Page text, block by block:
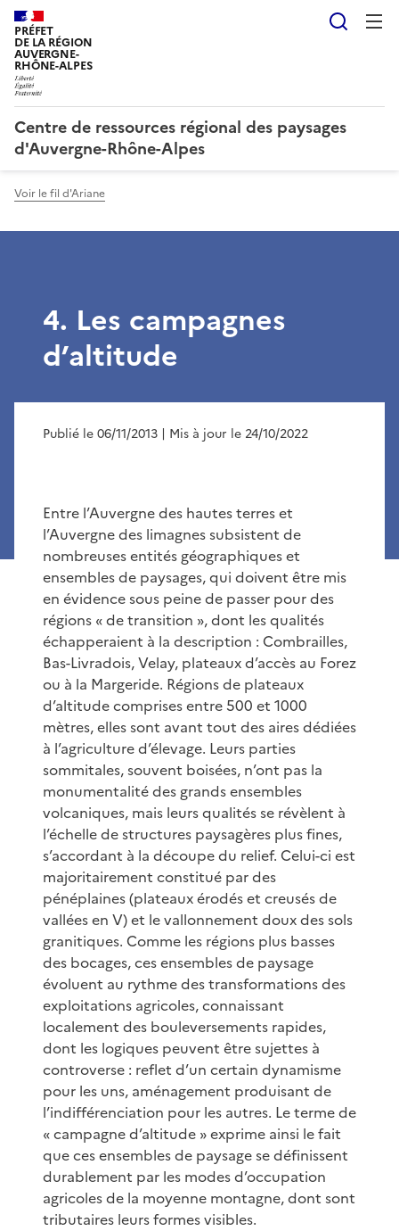
PRÉFET
DE LA RÉGION
AUVERGNE-
RHÔNE-ALPES
Centre de ressources régional des paysages
d'Auvergne-Rhône-Alpes
Voir le fil d'Ariane
4. Les campagnes
d’altitude
Publié le 06/11/2013 | Mis à jour le 24/10/2022
Entre l’Auvergne des hautes terres et
l’Auvergne des limagnes subsistent de
nombreuses entités géographiques et
ensembles de paysages, qui doivent être mis
en évidence sous peine de passer pour des
régions « de transition », dont les qualités
échapperaient à la description : Combrailles,
Bas-Livradois, Velay, plateaux d’accès au Forez
ou à la Margeride. Régions de plateaux
d’altitude comprises entre 500 et 1000
mètres, elles sont avant tout des aires dédiées
à l’agriculture d’élevage. Leurs parties
sommitales, souvent boisées, n’ont pas la
monumentalité des grands ensembles
volcaniques, mais leurs qualités se révèlent à
l’échelle de structures paysagères plus fines,
s’accordant à la découpe du relief. Celui-ci est
majoritairement constitué par des
pénéplaines (plateaux érodés et creusés de
vallées en V) et le vallonnement doux des sols
granitiques. Comme les régions plus basses
des bocages, ces ensembles de paysage
évoluent au rythme des transformations des
exploitations agricoles, connaissant
localement des bouleversements rapides,
dont les logiques peuvent être sujettes à
controverse : reflet d’un certain dynamisme
pour les uns, aménagement produisant de
l’indifférenciation pour les autres. Le terme de
« campagne d’altitude » exprime ainsi le fait
que ces ensembles de paysage se définissent
durablement par les modes d’occupation
agricoles de la moyenne montagne, dont sont
tributaires leurs formes visibles.